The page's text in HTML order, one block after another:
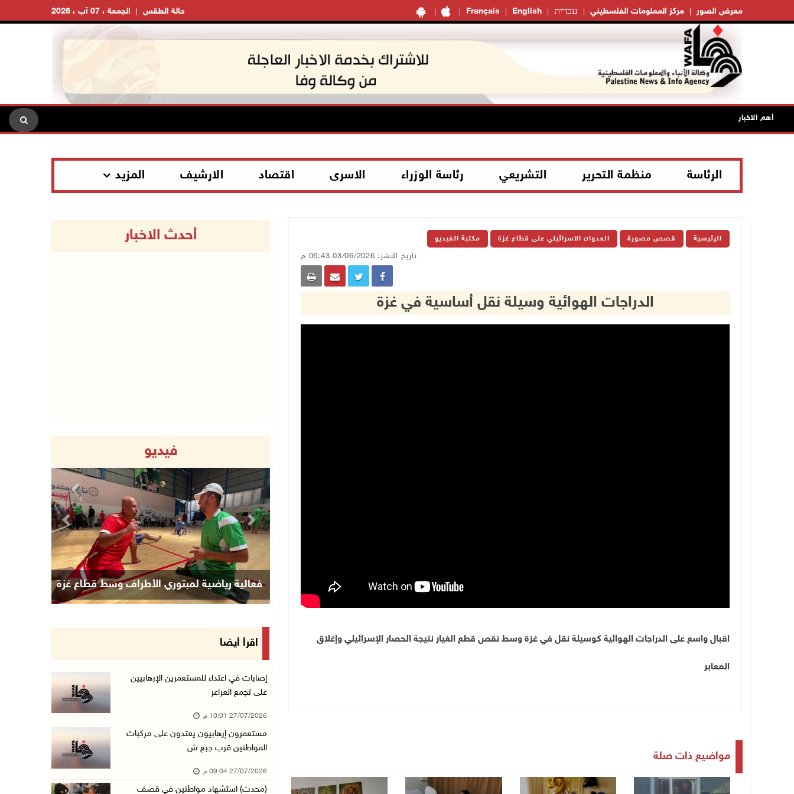
Français English עברית مركز المعلومات الفلسطيني معرض الصور الجمعة ، 07 آب ، 2026 حالة الطقس
أهم الاخبار
الرئاسة منظمة التحرير التشريعي رئاسة الوزراء الاسرى اقتصاد الارشيف المزيد
الرئيسية قصص مصورة العدوان الاسرائيلي على قطاع غزة مكتبة الفيديو
تاريخ النشر: 03/06/2026 06:43 م
الدراجات الهوائية وسيلة نقل أساسية في غزة
اقبال واسع على الدراجات الهوائية كوسيلة نقل في غزة وسط نقص قطع الغيار نتيجة الحصار الإسرائيلي وإغلاق
المعابر
مواضيع ذات صلة
أحدث الاخبار
فيديو
فعالية رياضية لمبتوري الأطراف وسط قطاع غزة
Previous Next
اقرأ أيضا
إصابات في اعتداء للمستعمرين الإرهابيين
على تجمع العراعر
27/07/2026 10:01 م
مستعمرون إرهابيون يعتدون على مركبات
المواطنين قرب جبع ش
27/07/2026 09:04 م
(محدث) استشهاد مواطنين في قصف